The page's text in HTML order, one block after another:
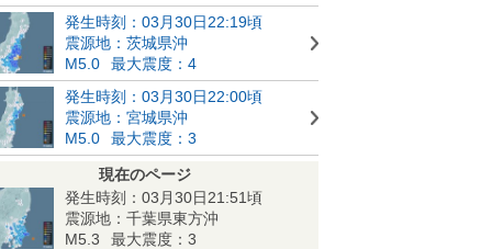
発生時刻：03月30日22:19頃
震源地：茨城県沖
M5.0
最大震度：4
発生時刻：03月30日22:00頃
震源地：宮城県沖
M5.0
最大震度：3
現在のページ
発生時刻：03月30日21:51頃
震源地：千葉県東方沖
M5.3
最大震度：3